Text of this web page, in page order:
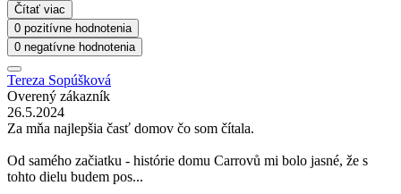
Čítať viac
0 pozitívne hodnotenia
0 negatívne hodnotenia
Tereza Sopúšková
Overený zákazník
26.5.2024
Za mňa najlepšia časť domov čo som čítala.
Od samého začiatku - histórie domu Carrovů mi bolo jasné, že s
tohto dielu budem pos...